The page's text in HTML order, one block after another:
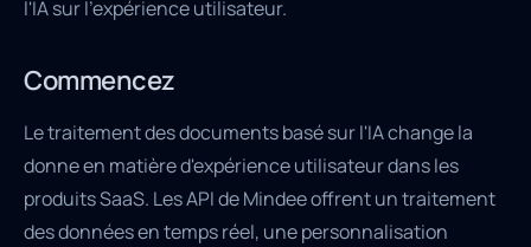
l'IA sur l'expérience utilisateur.
Commencez
Le traitement des documents basé sur l'IA change la
donne en matière d'expérience utilisateur dans les
produits SaaS. Les API de Mindee offrent un traitement
des données en temps réel, une personnalisation